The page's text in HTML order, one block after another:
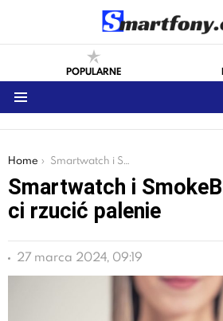
POPULARNE
You are here:
Home Smartwatch i SmokeBeat pomogą ci rzucić palenie
Smartwatch i
ci rzucić palenie
27 marca 2024, 09:19